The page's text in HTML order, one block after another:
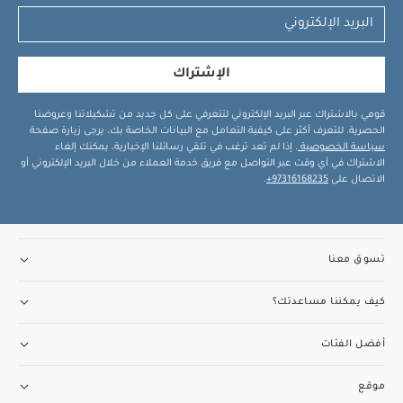
الإشتراك
قومي بالاشتراك عبر البريد الإلكتروني لتتعرفي على كل جديد من تشكيلاتنا وعروضنا
الحصرية. للتعرف أكثر على كيفية التعامل مع البيانات الخاصة بك، يرجى زيارة صفحة
سياسة الخصوصية . إذا لم تعد ترغب في تلقي رسائلنا الإخبارية، يمكنك إلغاء
الاشتراك في أي وقت عبر التواصل مع فريق خدمة العملاء من خلال البريد الإلكتروني أو
الاتصال على 97316168235+
.
تسوق معنا
كيف يمكننا مساعدتك؟
أفضل الفئات
موقع